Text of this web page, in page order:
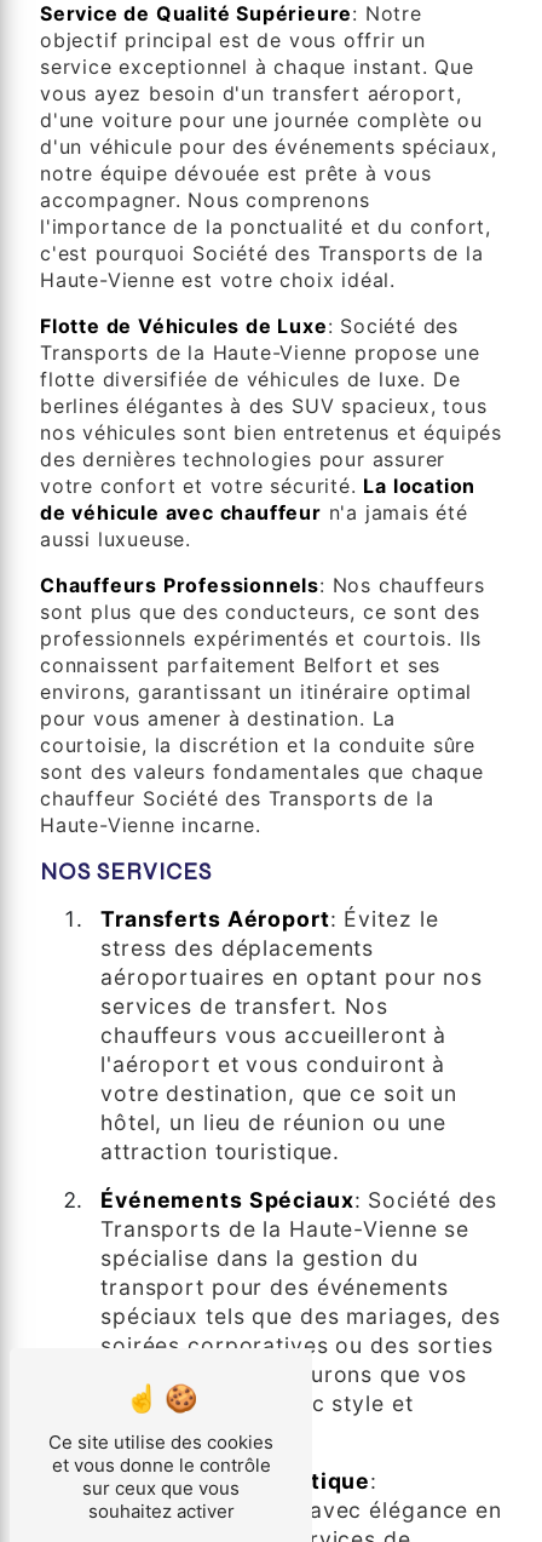
Service de Qualité Supérieure: Notre
objectif principal est de vous offrir un
service exceptionnel à chaque instant. Que
vous ayez besoin d'un transfert aéroport,
d'une voiture pour une journée complète ou
d'un véhicule pour des événements spéciaux,
notre équipe dévouée est prête à vous
accompagner. Nous comprenons
l'importance de la ponctualité et du confort,
c'est pourquoi Société des Transports de la
Haute-Vienne est votre choix idéal.
Flotte de Véhicules de Luxe: Société des
Transports de la Haute-Vienne propose une
flotte diversifiée de véhicules de luxe. De
berlines élégantes à des SUV spacieux, tous
nos véhicules sont bien entretenus et équipés
des dernières technologies pour assurer
votre confort et votre sécurité. La location
de véhicule avec chauffeur n'a jamais été
aussi luxueuse.
Chauffeurs Professionnels: Nos chauffeurs
sont plus que des conducteurs, ce sont des
professionnels expérimentés et courtois. Ils
connaissent parfaitement Belfort et ses
environs, garantissant un itinéraire optimal
pour vous amener à destination. La
courtoisie, la discrétion et la conduite sûre
sont des valeurs fondamentales que chaque
chauffeur Société des Transports de la
Haute-Vienne incarne.
NOS SERVICES
Transferts Aéroport: Évitez le
stress des déplacements
aéroportuaires en optant pour nos
services de transfert. Nos
chauffeurs vous accueilleront à
l'aéroport et vous conduiront à
votre destination, que ce soit un
hôtel, un lieu de réunion ou une
attraction touristique.
Événements Spéciaux: Société des
Transports de la Haute-Vienne se
spécialise dans la gestion du
transport pour des événements
spéciaux tels que des mariages, des
soirées corporatives ou des sorties
VIP. Nous nous assurons que vos
invités arrivent avec style et
ponctualité.
Exploration Touristique:
Découvrez Belfort avec élégance en
Ce site utilise des cookies
et vous donne le contrôle
sur ceux que vous
souhaitez activer